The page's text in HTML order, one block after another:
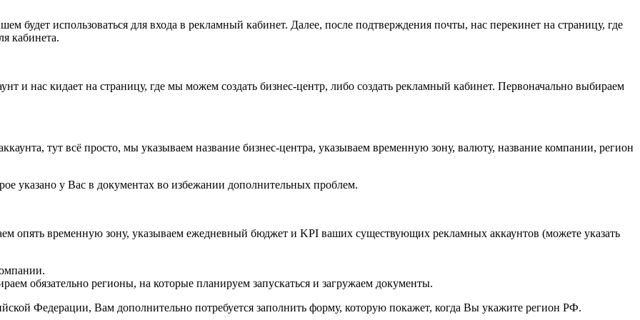
будет использоваться для входа в рекламный кабинет. Далее, после подтверждения почты, нас перекинет на страницу, где
кабинета.
и нас кидает на страницу, где мы можем создать бизнес-центр, либо создать рекламный кабинет. Первоначально выбираем
тут всё просто, мы указываем название бизнес-центра, указываем временную зону, валюту, название компании, регион
указано у Вас в документах во избежании дополнительных проблем.
опять временную зону, указываем ежедневный бюджет и KPI ваших существующих рекламных аккаунтов (можете указать
обязательно регионы, на которые планируем запускаться и загружаем документы.
Федерации, Вам дополнительно потребуется заполнить форму, которую покажет, когда Вы укажите регион РФ.